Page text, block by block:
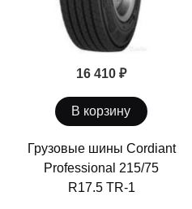
16 410 ₽
В корзину
Грузовые шины Cordiant
Professional 215/75
R17.5 TR-1